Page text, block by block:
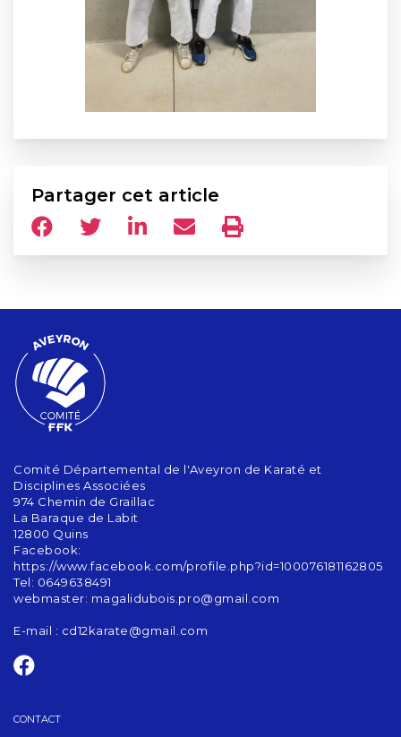
Partager cet article
Comité Départemental de l'Aveyron de Karaté et
Disciplines Associées
974 Chemin de Graillac
La Baraque de Labit
12800 Quins
Facebook:
https://www.facebook.com/profile.php?id=100076181162805
Tel: 0649638491
webmaster: magalidubois.pro@gmail.com
E-mail : cd12karate@gmail.com
CONTACT